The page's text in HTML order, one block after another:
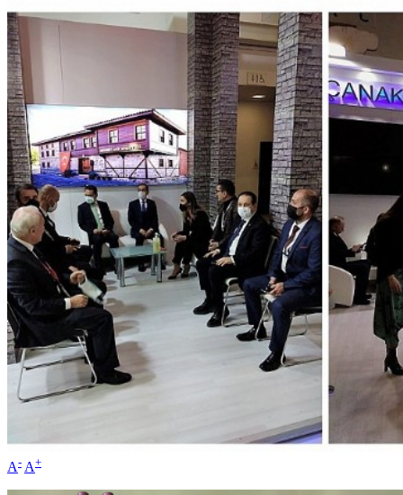
A- A+